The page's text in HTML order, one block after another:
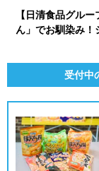
【日清食品グル
ん」でお馴染み！
受付中